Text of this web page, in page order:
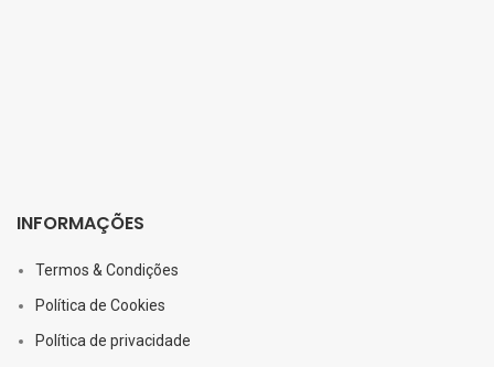
INFORMAÇÕES
Termos & Condições
Política de Cookies
Política de privacidade